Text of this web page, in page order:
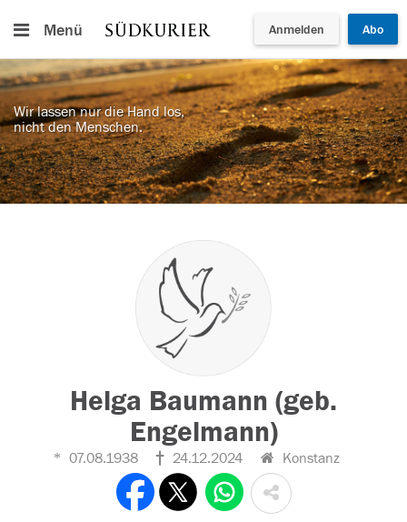
Menü Anmelden Abo
Wir lassen nur die Hand los,
nicht den Menschen.
Helga Baumann (geb.
Engelmann)
07.08.1938 24.12.2024 Konstanz